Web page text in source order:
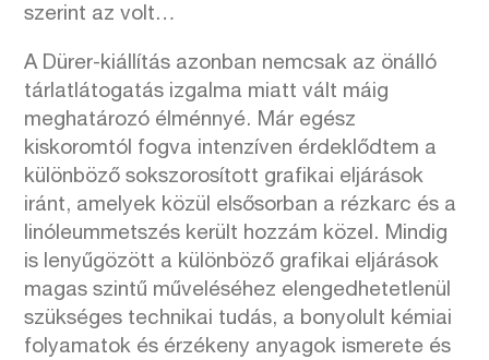
szerint az volt…
A Dürer-kiállítás azonban nemcsak az önálló
tárlatlátogatás izgalma miatt vált máig
meghatározó élménnyé. Már egész
kiskoromtól fogva intenzíven érdeklődtem a
különböző sokszorosított grafikai eljárások
iránt, amelyek közül elsősorban a rézkarc és a
linóleummetszés került hozzám közel. Mindig
is lenyűgözött a különböző grafikai eljárások
magas szintű műveléséhez elengedhetetlenül
szükséges technikai tudás, a bonyolult kémiai
folyamatok és érzékeny anyagok ismerete és